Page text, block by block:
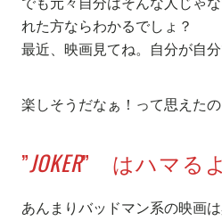
れた方ならわかるでしょ？
最近、映画見てね。自分が自
楽しそうだなぁ！って思えた
”JOKER” はハマるよ
あんまりバッドマン系の映画は